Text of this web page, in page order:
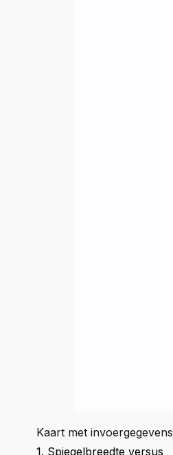
Kaart met invoergegevens
1. Spiegelbreedte versus